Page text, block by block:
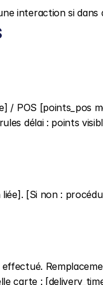
interaction si dans
/ POS [points_pos
délai : points
[Si non :
carte :